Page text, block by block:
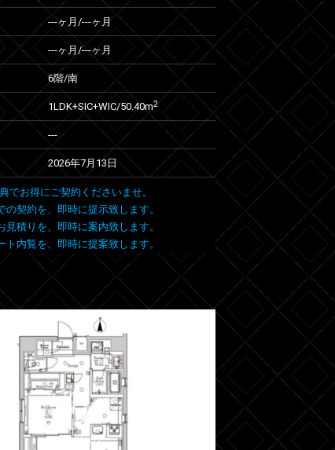
---ヶ月 /---ヶ月
---ヶ月 /---ヶ月
6階/南
1LDK+SIC+WIC/50.40m2
---
2026年7月13日
でお得にご契約くださいませ。
の契約を、即時に提示致します。
見積りを、即時に案内致します。
ト内覧を、即時に提案致します。